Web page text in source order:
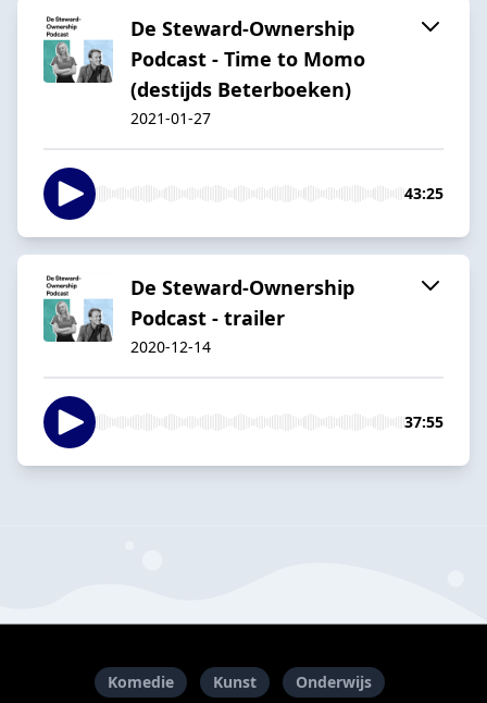
De Steward-Ownership
Podcast - Time to Momo
(destijds Beterboeken)
2021-01-27
43:25
De Steward-Ownership
Podcast - trailer
2020-12-14
37:55
Komedie Kunst Onderwijs